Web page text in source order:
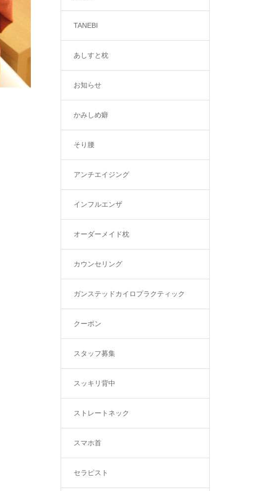
TANEBI
あしすと枕
お知らせ
かみしめ癖
そり腰
アンチエイジング
インフルエンザ
オーダーメイド枕
カウンセリング
ガンステッドカイロプラクティック
クーポン
スタッフ募集
スッキリ背中
ストレートネック
スマホ首
セラピスト